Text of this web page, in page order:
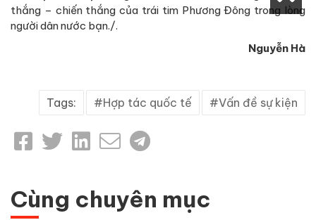
thắng – chiến thắng của trái tim Phương Đông trong lòng
người dân nước bạn./.
Nguyễn Hà
Tags: Hợp tác quốc tế Vấn đề sự kiện
Cùng chuyên mục